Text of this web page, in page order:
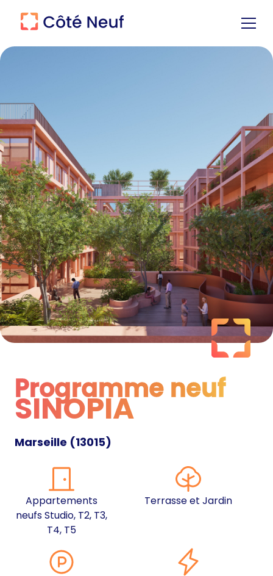
Programme neuf
Programme neuf
SINOPIA
Marseille (13015)
Appartements
neufs Studio, T2, T3,
T4, T5
Terrasse et Jardin